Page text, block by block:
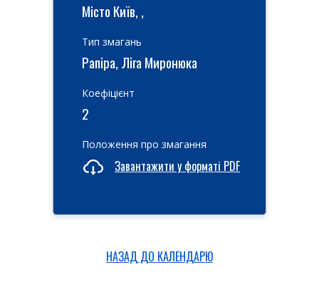
Місто Київ, ,
Тип змагань
Рапіра, Ліга Миронюка
Коефіцієнт
2
Положення про змагання
Завантажити у форматі PDF
НАЗАД ДО КАЛЕНДАРЮ